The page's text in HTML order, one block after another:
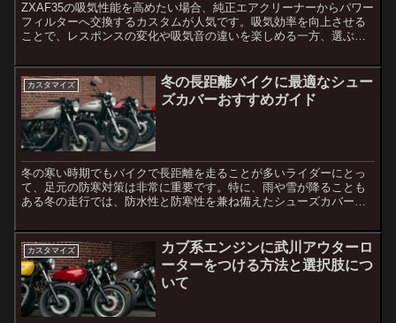
ZXAF35の吸気性能を高めたい場合、純正エアクリーナーからパワー
フィルターへ交換するカスタムが人気です。吸気効率を向上させる
ことで、レスポンスの変化や吸気音の違いを楽しめる一方、選ぶフ
カスタマイズ
冬の長距離バイクに最適なシュー
ズカバーおすすめガイド
冬の寒い時期でもバイクで長距離を走ることが多いライダーにとっ
て、足元の防寒対策は非常に重要です。特に、雨や雪が降ることも
ある冬の走行では、防水性と防寒性を兼ね備えたシューズカバーが
ズ...
カスタマイズ
カブ系エンジンに武川アウターロ
ーターをつける方法と選択肢につ
いて